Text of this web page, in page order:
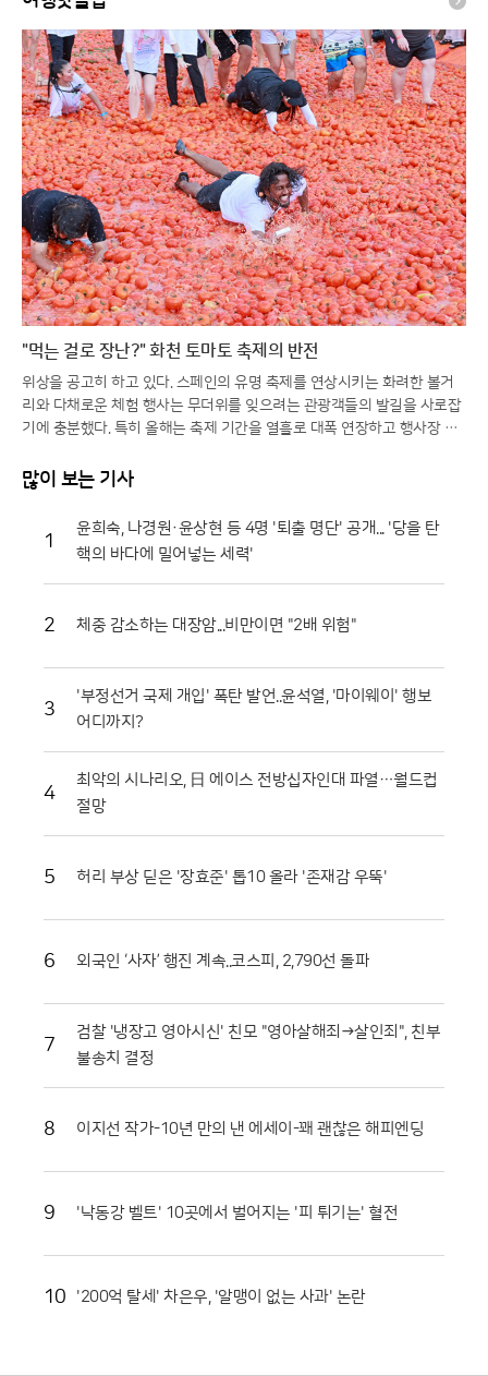
"먹는 걸로 장난?" 화천 토마토 축제의 반전
위상을 공고히 하고 있다. 스페인의 유명 축제를 연상시키는 화려한 볼거
리와 다채로운 체험 행사는 무더위를 잊으려는 관광객들의 발길을 사로잡
기에 충분했다. 특히 올해는 축제 기간을 열흘로 대폭 연장하고 행사장 공
응을 얻고 있다.일각에서는 멀쩡한 식재료를 으깨며 즐기는 모습에 우려의
어 있다. 축제에 사용되는 토마토는 상품성이 떨어져 폐기 위기에 처한 비
상품과들이다. 화천군은 이를 전량 매입해 축제용으로 활용함으로써 농가
에는 새로운 수익원을 제공하고, 축제가 끝난 뒤에는 으깨진 잔해물을 모
두 수거해 퇴비로 재활용한다. 버려질 농산물이 축제의 주인공이 되고 다
금반지를 찾아라' 프로그램이다. 수만 개의 토마토가 채워진 풀장 속에서
의 독특한 풍경이다. 단순히 반지를 찾는 재미를 넘어, 지역 특산물인 찰토
마토의 단단한 육질과 신선함을 온몸으로 체감할 수 있다는 점에서 브랜드
홍보 효과도 톡톡히 누리고 있다.기업과 지역 사회가 함께하는 나눔의 장
도 마련됐다. 최근 열린 '천인의 식탁' 행사에서는 대형 솥에서 조리된 파스
타를 수많은 참가자가 함께 나누며 축제의 의미를 되새겼다. 이는 지역 축
제가 단순히 즐기는 행사를 넘어 민·관·군이 협력하는 화합의 장임을 상징
적으로 보여주었다. 또한 접경지역의 특색을 살린 밀리터리존과 어린이들
만족할 수 있는 구성을 갖췄다.마켓전시존에서는 화악산 고랭지의 기운을
장성이 뛰어나 소비자들 사이에서 신뢰가 두텁다. 축제 현장에서 맛본 즐
고 있다. 현장 관계자들은 이번 축제가 단순한 일회성 행사를 넘어 화천의
농업 경쟁력을 높이는 중요한 발판이 되고 있다고 입을 모았다.화천군은
남은 축제 기간에도 안전 관리와 위생 점검에 총력을 기울여 방문객들이
쾌적하게 축제를 즐길 수 있도록 지원할 방침이다. 야간에는 군악대 공연
과 지역 예술인들의 무대가 이어지며 축제의 밤을 더욱 화려하게 수놓을
행사는 농촌 축제가 나아가야 할 지속 가능한 방향을 제시하고 있다. 붉은
많이 보는 기사
1
윤희숙, 나경원·윤상현 등 4명 '퇴출 명단' 공개... '당을 탄
핵의 바다에 밀어넣는 세력'
2 체중 감소하는 대장암...비만이면 "2배 위험"
3
'부정선거 국제 개입' 폭탄 발언..윤석열, '마이웨이' 행보
어디까지?
4
최악의 시나리오, 日 에이스 전방십자인대 파열…월드컵
절망
5 허리 부상 딛은 '장효준' 톱10 올라 '존재감 우뚝'
6 외국인 ‘사자’ 행진 계속..코스피, 2,790선 돌파
7
검찰 '냉장고 영아시신' 친모 "영아살해죄→살인죄", 친부
불송치 결정
8 이지선 작가-10년 만의 낸 에세이-꽤 괜찮은 해피엔딩
9 '낙동강 벨트' 10곳에서 벌어지는 '피 튀기는' 혈전
10 '200억 탈세' 차은우, '알맹이 없는 사과' 논란